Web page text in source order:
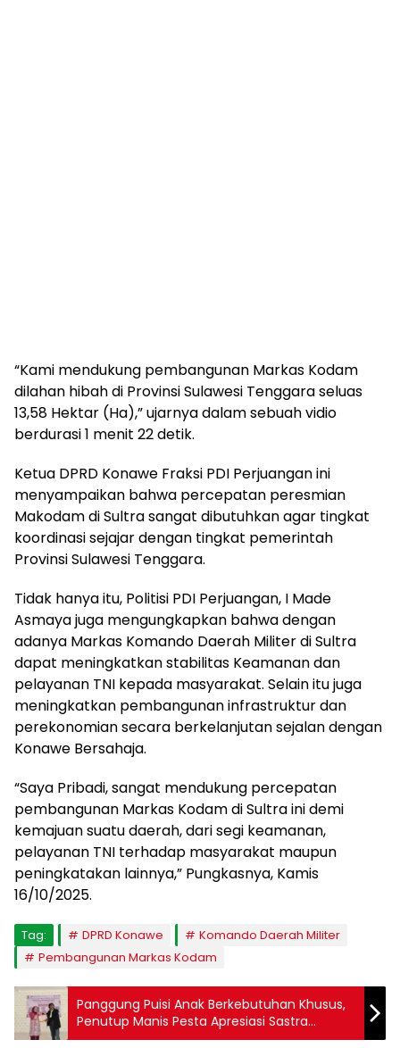
“Kami mendukung pembangunan Markas Kodam
dilahan hibah di Provinsi Sulawesi Tenggara seluas
13,58 Hektar (Ha),” ujarnya dalam sebuah vidio
berdurasi 1 menit 22 detik.
Ketua DPRD Konawe Fraksi PDI Perjuangan ini
menyampaikan bahwa percepatan peresmian
Makodam di Sultra sangat dibutuhkan agar tingkat
koordinasi sejajar dengan tingkat pemerintah
Provinsi Sulawesi Tenggara.
Tidak hanya itu, Politisi PDI Perjuangan, I Made
Asmaya juga mengungkapkan bahwa dengan
adanya Markas Komando Daerah Militer di Sultra
dapat meningkatkan stabilitas Keamanan dan
pelayanan TNI kepada masyarakat. Selain itu juga
meningkatkan pembangunan infrastruktur dan
perekonomian secara berkelanjutan sejalan dengan
Konawe Bersahaja.
“Saya Pribadi, sangat mendukung percepatan
pembangunan Markas Kodam di Sultra ini demi
kemajuan suatu daerah, dari segi keamanan,
pelayanan TNI terhadap masyarakat maupun
peningkatakan lainnya,” Pungkasnya, Kamis
16/10/2025.
Tag: DPRD Konawe
Komando Daerah Militer
Pembangunan Markas Kodam
Panggung Puisi Anak Berkebutuhan Khusus,
Penutup Manis Pesta Apresiasi Sastra
Sumatera Selatan 2025